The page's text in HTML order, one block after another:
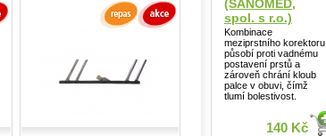
(SANOMED,
spol. s r.o.)
Kombinace
meziprstního korektoru
působí proti vadnému
postavení prstů a
zároveň chrání kloub
palce v obuvi, čímž
tlumí bolestivost.
140 Kč